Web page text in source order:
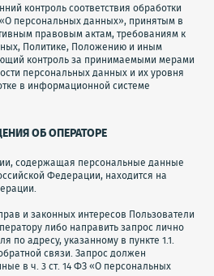
контроль соответствия обработки
персональных данных», принятым в
правовым актам, требованиям к
Политике, Положению и иным
контроль за принимаемыми мерами
персональных данных и их уровня
в информационной системе
ОБ ОПЕРАТОРЕ
содержащая персональные данные
Федерации, находится на
и законных интересов Пользователи
либо направить запрос лично
по адресу, указанному в пункте 1.1.
связи. Запрос должен
в ч. 3 ст. 14 ФЗ «О персональных